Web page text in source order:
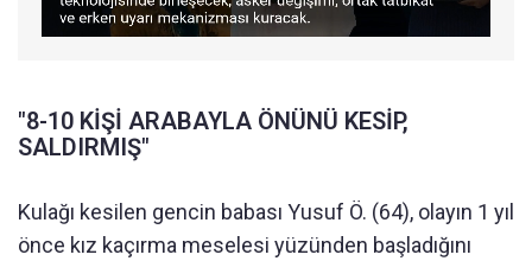
"8-10 KİŞİ ARABAYLA ÖNÜNÜ KESİP,
SALDIRMIŞ"
Kulağı kesilen gencin babası Yusuf Ö. (64), olayın 1 yıl
önce kız kaçırma meselesi yüzünden başladığını